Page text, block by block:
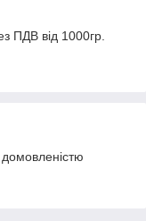
ПДВ від 1000гр.